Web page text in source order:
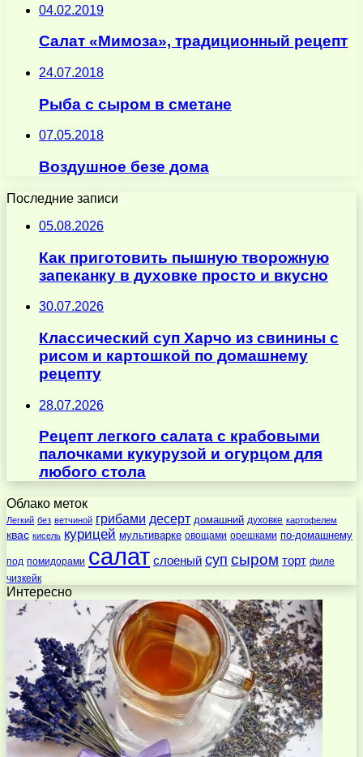
04.02.2019
Салат «Мимоза», традиционный рецепт
24.07.2018
Рыба с сыром в сметане
07.05.2018
Воздушное безе дома
Последние записи
05.08.2026
Как приготовить пышную творожную
запеканку в духовке просто и вкусно
30.07.2026
Классический суп Харчо из свинины с
рисом и картошкой по домашнему
рецепту
28.07.2026
Рецепт легкого салата с крабовыми
палочками кукурузой и огурцом для
любого стола
Облако меток
Легкий без ветчиной грибами десерт домашний духовке картофелем
квас кисель курицей мультиварке овощами орешками по-домашнему
под помидорами салат слоеный суп сыром торт филе
чизкейк
Интересно